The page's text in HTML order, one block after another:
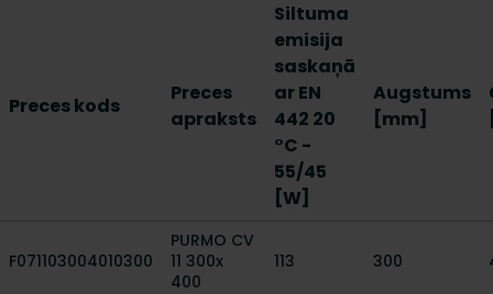
Preces kods
Preces
apraksts
Siltuma
emisija
saskaņā
ar EN
442 20
°C -
55/45
[W]
Augstums
[mm]
F071103004010300
PURMO CV
11 300x
400
113 300